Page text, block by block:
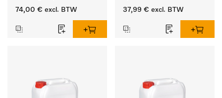
ideaal voor glazen.
74,00 € excl. BTW
laboratoriumhulpstukken.
37,99 € excl. BTW